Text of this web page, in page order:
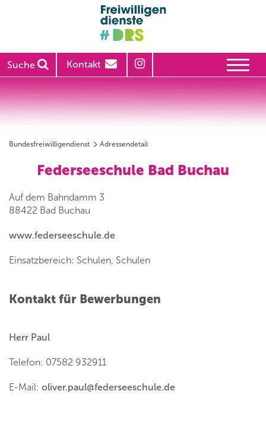
Suche Kontakt
Bundesfreiwilligendienst Adressendetail
Federseeschule Bad Buchau
Auf dem Bahndamm 3
88422 Bad Buchau
www.federseeschule.de
Einsatzbereich: Schulen, Schulen
Kontakt für Bewerbungen
Herr Paul
Telefon: 07582 932911
E-Mail: oliver.paul@federseeschule.de